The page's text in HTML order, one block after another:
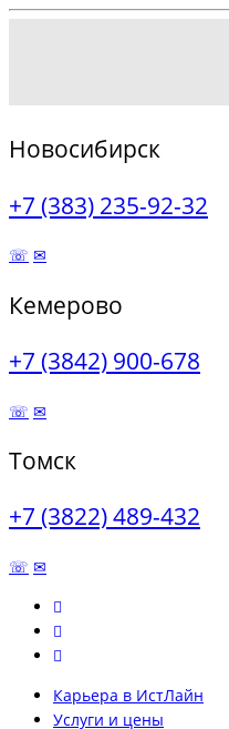
Новосибирск
+7 (383) 235-92-32
☏ ✉
Кемерово
+7 (3842) 900-678
☏ ✉
Томск
+7 (3822) 489-432
☏ ✉
Карьера в ИстЛайн
Услуги и цены